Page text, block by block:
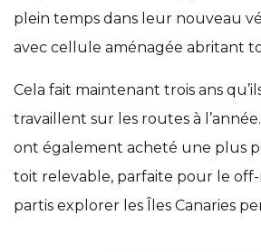
plein temps dans leur nouveau
avec cellule aménagée abritant
Cela fait maintenant trois ans
travaillent sur les routes à
ont également acheté une plus
toit relevable, parfaite pour le off-
partis explorer les Îles Canaries